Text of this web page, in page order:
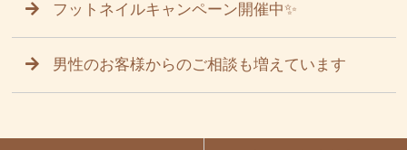
フットネイルキャンペーン開催中✨
男性のお客様からのご相談も増えています